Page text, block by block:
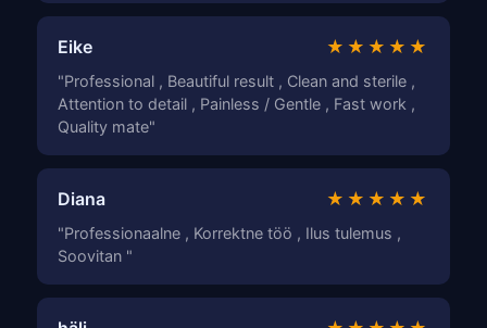
Eike ★★★★★
"Professional , Beautiful result , Clean and sterile ,
Attention to detail , Painless / Gentle , Fast work ,
Quality mate"
Diana ★★★★★
"Professionaalne , Korrektne töö , Ilus tulemus ,
Soovitan "